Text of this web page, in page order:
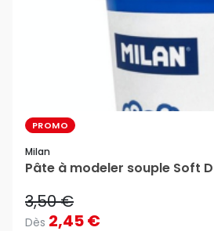
PROMO
Milan
Pâte à modeler souple Soft
3,50 €
Dès 2,45 €